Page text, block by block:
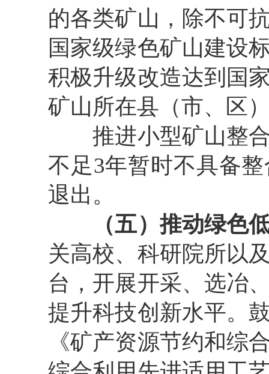
的各类矿山，除不可
国家级绿色矿山建设
积极升级改造达到国
矿山所在县（市、区
推进小型矿山整
不足3年暂时不具备
退出。
（五）推动绿色
关高校、科研院所以
台，开展开采、选冶
提升科技创新水平。
《矿产资源节约和综